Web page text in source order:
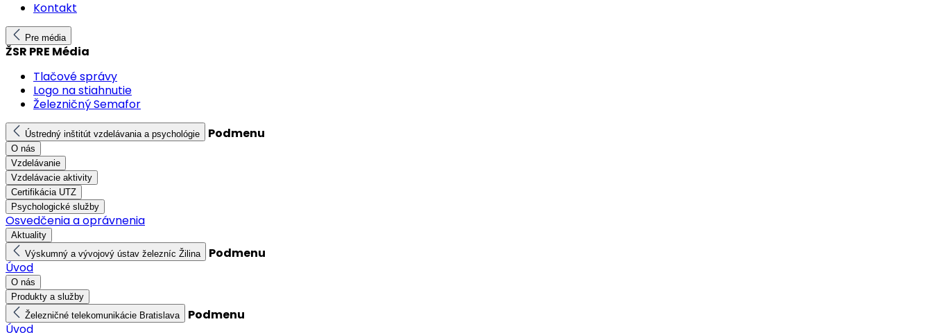
Kontakt
Pre média
ŽSR PRE Média
Tlačové správy
Logo na stiahnutie
Železničný Semafor
Ústredný inštitút vzdelávania a psychológie Podmenu
O nás
Vzdelávanie
Vzdelávacie aktivity
Certifikácia UTZ
Psychologické služby
Osvedčenia a oprávnenia
Aktuality
Výskumný a vývojový ústav železníc Žilina
Podmenu
Úvod
O nás
Produkty a služby
Železničné telekomunikácie Bratislava
Podmenu
Úvod